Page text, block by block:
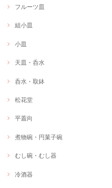
フルーツ皿
組小皿
小皿
天皿・呑水
呑水・取鉢
松花堂
平蓋向
煮物碗・円菓子碗
むし碗・むし器
冷酒器